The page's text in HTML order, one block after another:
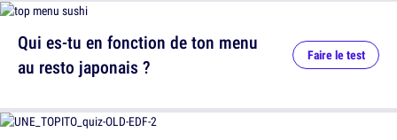
Qui es-tu en fonction de ton menu
au resto japonais ?
Faire le test